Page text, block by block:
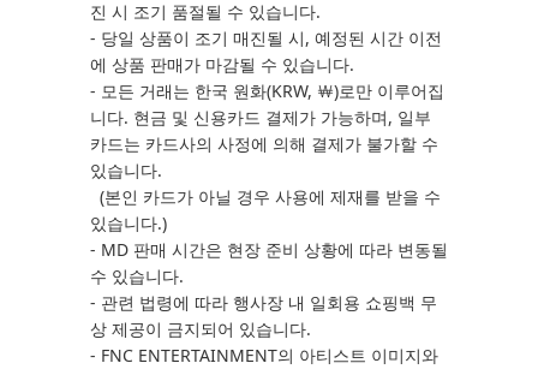
진 시 조기 품절될 수 있습니다.
- 당일 상품이 조기 매진될 시, 예정된 시간 이전
에 상품 판매가 마감될 수 있습니다.
- 모든 거래는 한국 원화(KRW, ￦)로만 이루어집
니다. 현금 및 신용카드 결제가 가능하며, 일부
카드는 카드사의 사정에 의해 결제가 불가할 수
있습니다.
(본인 카드가 아닐 경우 사용에 제재를 받을 수
있습니다.)
- MD 판매 시간은 현장 준비 상황에 따라 변동될
수 있습니다.
- 관련 법령에 따라 행사장 내 일회용 쇼핑백 무
상 제공이 금지되어 있습니다.
- FNC ENTERTAINMENT의 아티스트 이미지와